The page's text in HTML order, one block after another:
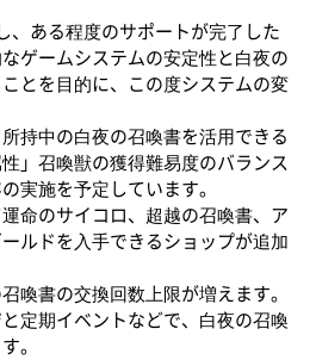
、ある程度のサポートが完了した
ゲームシステムの安定性と白夜の
とを目的に、この度システムの変
持中の白夜の召喚書を活用できる
」召喚獣の獲得難易度のバランス
実施を予定しています。
命のサイコロ、超越の召喚書、ア
ルドを入手できるショップが追加
喚書の交換回数上限が増えます。
定期イベントなどで、白夜の召喚
。